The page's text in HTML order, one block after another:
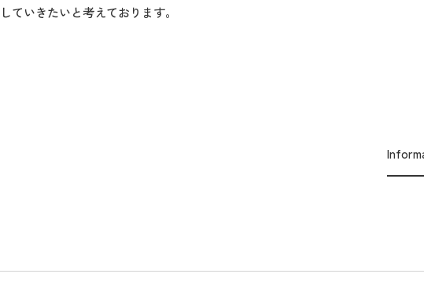
していきたいと考えております。